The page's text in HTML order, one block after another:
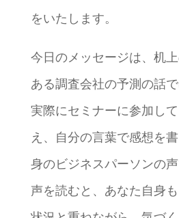
をいたします。
今日のメッセージは、机
ある調査会社の予測の話で
実際にセミナーに参加し
え、自分の言葉で感想を
身のビジネスパーソンの
声を読むと、あなた自身